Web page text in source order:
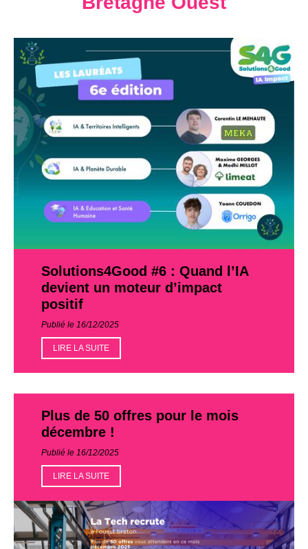
Solutions4Good #6 : Quand l’IA
devient un moteur d’impact
positif
Publié le 16/12/2025
LIRE LA SUITE
Plus de 50 offres pour le mois
décembre !
Publié le 16/12/2025
LIRE LA SUITE